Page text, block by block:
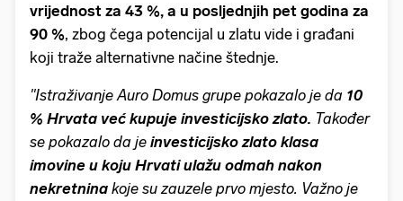
vrijednost za 43 %, a u posljednjih pet godina za
90 %, zbog čega potencijal u zlatu vide i građani
koji traže alternativne načine štednje.
''Istraživanje Auro Domus grupe pokazalo je da 10
% Hrvata već kupuje investicijsko zlato. Također
se pokazalo da je investicijsko zlato klasa
imovine u koju Hrvati ulažu odmah nakon
nekretnina koje su zauzele prvo mjesto. Važno je